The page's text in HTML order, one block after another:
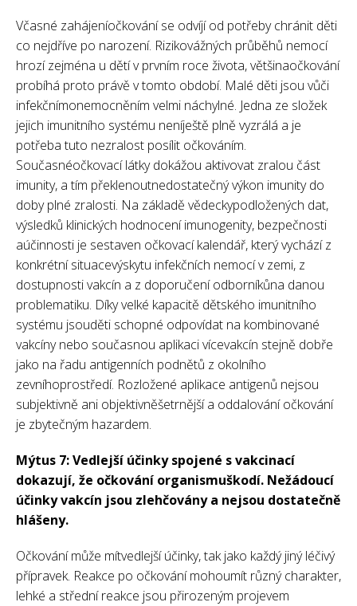
Včasné zahájeníočkování se odvíjí od potřeby chránit děti
co nejdříve po narození. Rizikovážných průběhů nemocí
hrozí zejména u dětí v prvním roce života, většinaočkování
probíhá proto právě v tomto období. Malé děti jsou vůči
infekčnímonemocněním velmi náchylné. Jedna ze složek
jejich imunitního systému neníještě plně vyzrálá a je
potřeba tuto nezralost posílit očkováním.
Současnéočkovací látky dokážou aktivovat zralou část
imunity, a tím překlenoutnedostatečný výkon imunity do
doby plné zralosti. Na základě vědeckypodložených dat,
výsledků klinických hodnocení imunogenity, bezpečnosti
aúčinnosti je sestaven očkovací kalendář, který vychází z
konkrétní situacevýskytu infekčních nemocí v zemi, z
dostupnosti vakcín a z doporučení odborníkůna danou
problematiku. Díky velké kapacitě dětského imunitního
systému jsouděti schopné odpovídat na kombinované
vakcíny nebo současnou aplikaci vícevakcín stejně dobře
jako na řadu antigenních podnětů z okolního
zevníhoprostředí. Rozložené aplikace antigenů nejsou
subjektivně ani objektivněšetrnější a oddalování očkování
je zbytečným hazardem.
Mýtus 7: Vedlejší účinky spojené s vakcinací
dokazují, že očkování organismuškodí. Nežádoucí
účinky vakcín jsou zlehčovány a nejsou dostatečně
hlášeny.
Očkování může mítvedlejší účinky, tak jako každý jiný léčivý
přípravek. Reakce po očkování mohoumít různý charakter,
lehké a střední reakce jsou přirozeným projevem